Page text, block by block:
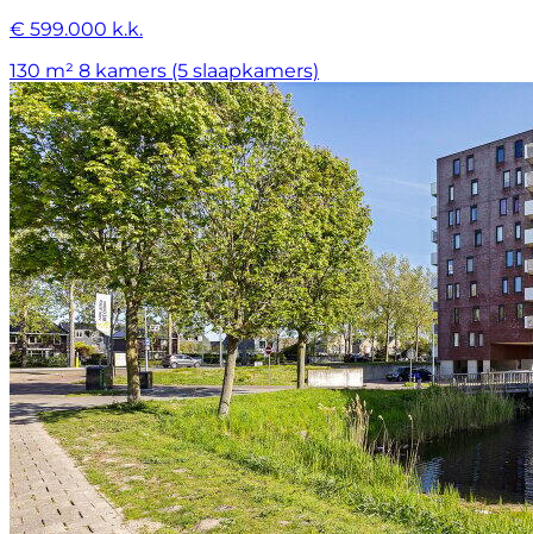
€ 599.000 k.k.
130 m² 8 kamers (5 slaapkamers)